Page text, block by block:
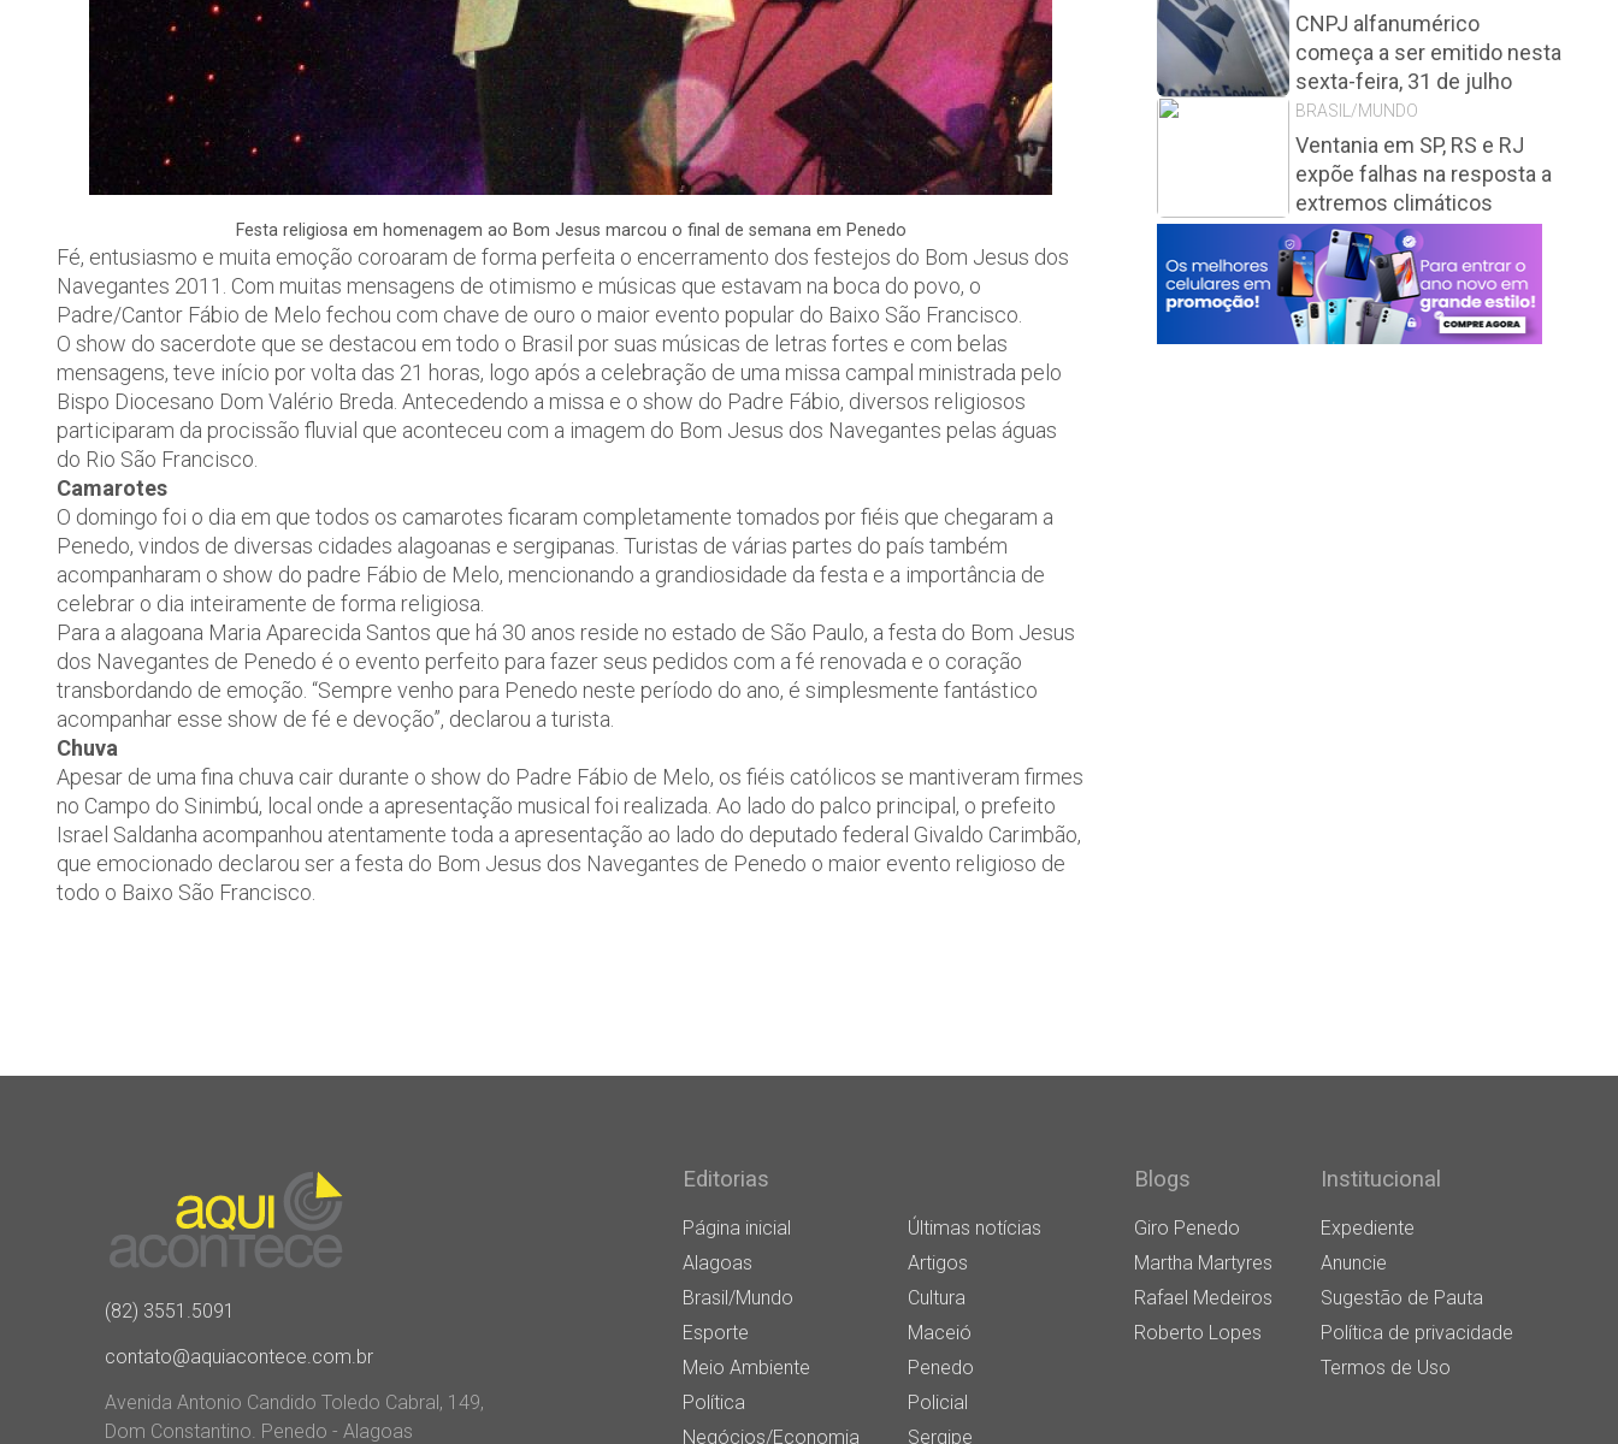
Festa religiosa em homenagem ao Bom Jesus marcou o final de semana em Penedo
Fé, entusiasmo e muita emoção coroaram de forma perfeita o encerramento dos festejos do Bom Jesus dos
Navegantes 2011. Com muitas mensagens de otimismo e músicas que estavam na boca do povo, o
Padre/Cantor Fábio de Melo fechou com chave de ouro o maior evento popular do Baixo São Francisco.
O show do sacerdote que se destacou em todo o Brasil por suas músicas de letras fortes e com belas
mensagens, teve início por volta das 21 horas, logo após a celebração de uma missa campal ministrada pelo
Bispo Diocesano Dom Valério Breda. Antecedendo a missa e o show do Padre Fábio, diversos religiosos
participaram da procissão fluvial que aconteceu com a imagem do Bom Jesus dos Navegantes pelas águas
do Rio São Francisco.
Camarotes
O domingo foi o dia em que todos os camarotes ficaram completamente tomados por fiéis que chegaram a
Penedo, vindos de diversas cidades alagoanas e sergipanas. Turistas de várias partes do país também
acompanharam o show do padre Fábio de Melo, mencionando a grandiosidade da festa e a importância de
celebrar o dia inteiramente de forma religiosa.
Para a alagoana Maria Aparecida Santos que há 30 anos reside no estado de São Paulo, a festa do Bom Jesus
dos Navegantes de Penedo é o evento perfeito para fazer seus pedidos com a fé renovada e o coração
transbordando de emoção. “Sempre venho para Penedo neste período do ano, é simplesmente fantástico
acompanhar esse show de fé e devoção”, declarou a turista.
Chuva
Apesar de uma fina chuva cair durante o show do Padre Fábio de Melo, os fiéis católicos se mantiveram firmes
no Campo do Sinimbú, local onde a apresentação musical foi realizada. Ao lado do palco principal, o prefeito
Israel Saldanha acompanhou atentamente toda a apresentação ao lado do deputado federal Givaldo Carimbão,
que emocionado declarou ser a festa do Bom Jesus dos Navegantes de Penedo o maior evento religioso de
todo o Baixo São Francisco.
CNPJ alfanumérico
começa a ser emitido nesta
sexta-feira, 31 de julho
BRASIL/MUNDO
Ventania em SP, RS e RJ
expõe falhas na resposta a
extremos climáticos
(82) 3551.5091
contato@aquiacontece.com.br
Avenida Antonio Candido Toledo Cabral, 149,
Dom Constantino. Penedo - Alagoas
Editorias
Página inicial
Últimas notícias
Alagoas
Artigos
Brasil/Mundo
Cultura
Esporte
Maceió
Meio Ambiente
Penedo
Política
Policial
Negócios/Economia
Sergipe
Blogs
Giro Penedo
Martha Martyres
Rafael Medeiros
Roberto Lopes
Institucional
Expediente
Anuncie
Sugestão de Pauta
Política de privacidade
Termos de Uso